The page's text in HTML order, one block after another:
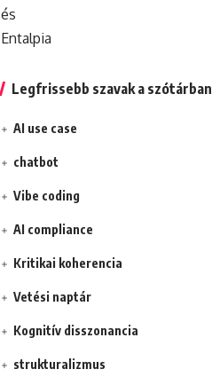
és
Entalpia
Legfrissebb szavak a szótárban
AI use case
chatbot
Vibe coding
AI compliance
Kritikai koherencia
Vetési naptár
Kognitív disszonancia
strukturalizmus